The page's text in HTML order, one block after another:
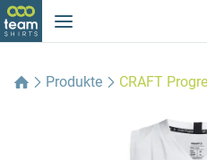
Produkte CRAFT